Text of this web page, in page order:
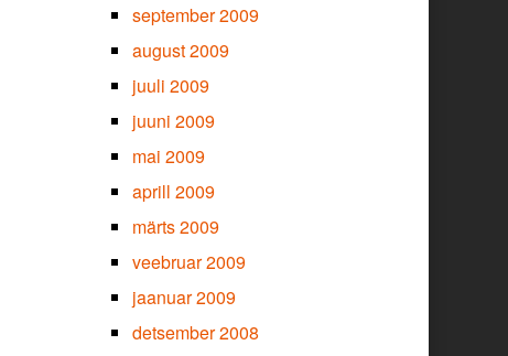
september 2009
august 2009
juuli 2009
juuni 2009
mai 2009
aprill 2009
märts 2009
veebruar 2009
jaanuar 2009
detsember 2008